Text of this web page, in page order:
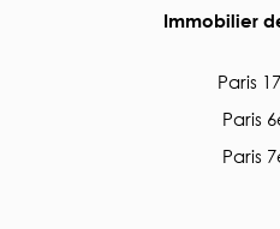
Immobilier
Paris
Paris
Paris